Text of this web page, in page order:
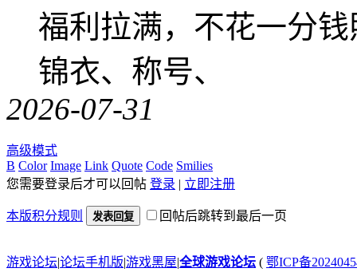
福利拉满，不花一分
锦衣、称号、
2026-07-31
高级模式
B Color Image Link Quote Code Smilies
您需要登录后才可以回帖 登录 | 立即注册
本版积分规则 发表回复 回帖后跳转到最后一页
游戏论坛|论坛手机版|游戏黑屋|全球游戏论坛 ( 鄂ICP备